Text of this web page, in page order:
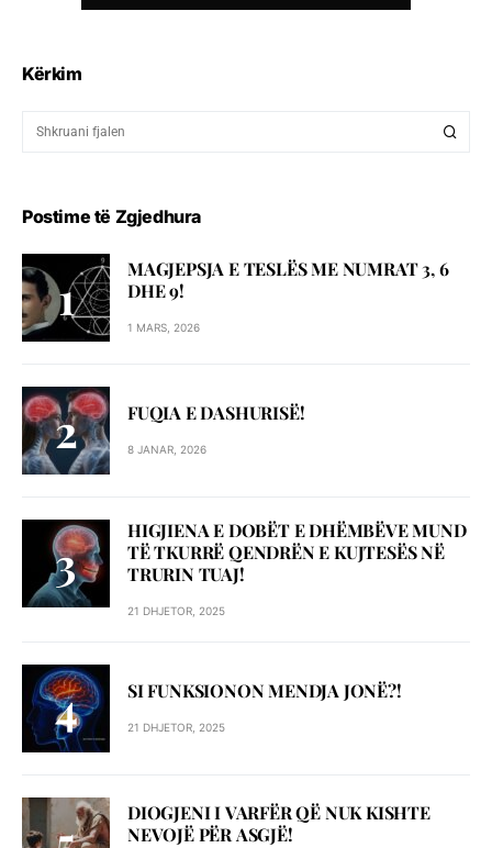
Kërkim
Postime të Zgjedhura
MAGJEPSJA E TESLËS ME NUMRAT 3, 6
DHE 9!
1 MARS, 2026
FUQIA E DASHURISË!
8 JANAR, 2026
HIGJIENA E DOBËT E DHËMBËVE MUND
TË TKURRË QENDRËN E KUJTESËS NË
TRURIN TUAJ!
21 DHJETOR, 2025
SI FUNKSIONON MENDJA JONË?!
21 DHJETOR, 2025
DIOGJENI I VARFËR QË NUK KISHTE
NEVOJË PËR ASGJË!